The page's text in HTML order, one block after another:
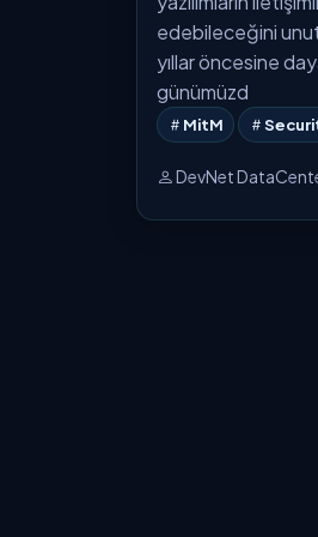
edebileceğini
yıllar öncesine
günümüzd
MitM
DevNet